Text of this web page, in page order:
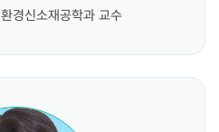
경신소재공학과 교수